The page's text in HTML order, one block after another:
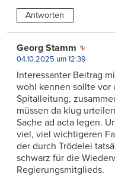
Antworten
Georg Stamm
04.10.2025 um 12:39
Interessanter Beitrag
wohl kennen sollte vor
Spitalleitung,
müssen da klug
Sache ad acta legen.
viel, viel wichtigeren
der durch Trödelei
schwarz für die
Regierungsmitglieds.